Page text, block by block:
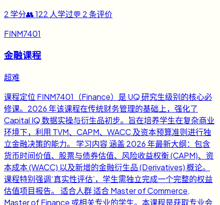
2 学分👥122 人学过💬 2条评价
FINM7401
金融课程
超难
课程定位 FINM7401（Finance）是 UQ 研究生级别的核心必
修课。2026 年该课程在传统财务管理的基础上，强化了
Capital IQ 数据实操与衍生品初步。旨在培养学生在复杂商业
环境下，利用 TVM、CAPM、WACC 及资本预算准则进行独
立金融决策的能力。 学习内容 涵盖 2026 年最新大纲：包含
货币时间价值、股票与债券估值、风险收益权衡 (CAPM)、资
本成本 (WACC) 以及新增的金融衍生品 (Derivatives) 概论。
课程特别强调‘真实性评估’，学生需独立完成一个完整的权益
估值项目报告。 适合人群 适合 Master of Commerce,
Master of Finance 或相关专业的学生。本课程是获取专业会